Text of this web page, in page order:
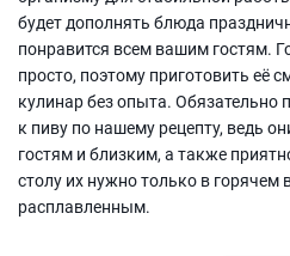
будет дополнять блюда
понравится всем вашим гостям.
просто, поэтому приготовить
кулинар без опыта. Обязательно
к пиву по нашему рецепту, ведь
гостям и близким, а также
столу их нужно только в
расплавленным.